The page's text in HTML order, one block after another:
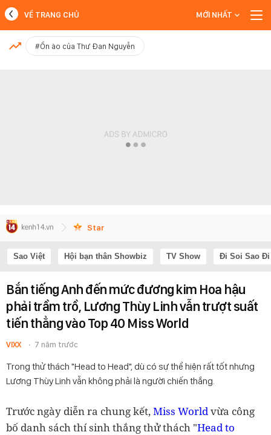
MỚI NHẤT
VỀ TRANG CHỦ MỚI NHẤT
#Ồn ào của Thư Đan Nguyễn
Star
Sao Việt Hội bạn thân Showbiz TV Show Đi Soi Sao Đi
Bắn tiếng Anh đến mức đương kim Hoa hậu
phải trầm trồ, Lương Thùy Linh vẫn trượt suất
tiến thẳng vào Top 40 Miss World
VIXX 7 năm trước
Trong thử thách "Head to Head", dù có sự thể hiện rất tốt nhưng
Lương Thùy Linh vẫn không phải là người chiến thắng.
Trước ngày diễn ra chung kết,Miss Worldvừa công
bố danh sách thí sinh thắng thử thách "Head to